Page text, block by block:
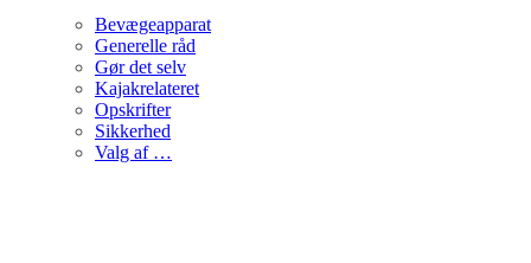
Bevægeapparat
Generelle råd
Gør det selv
Kajakrelateret
Opskrifter
Sikkerhed
Valg af …